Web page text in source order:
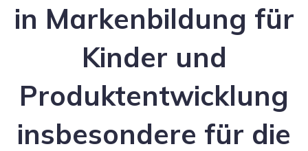
in Markenbildung für
Kinder und
Produktentwicklung
insbesondere für die